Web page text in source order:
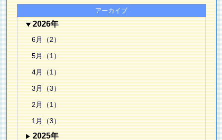
アーカイブ
2026年
6月（2）
5月（1）
4月（1）
3月（3）
2月（1）
1月（3）
2025年